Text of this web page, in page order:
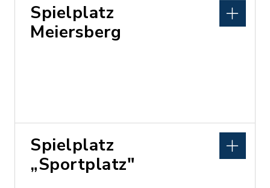
Spielplatz
Meiersberg
Spielplatz
„Sportplatz"